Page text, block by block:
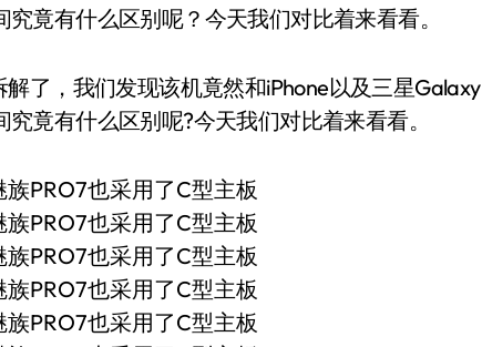
竟有什么区别呢？今天我们对比着来看看。
了，我们发现该机竟然和iPhone以及三星Galaxy
竟有什么区别呢?今天我们对比着来看看。